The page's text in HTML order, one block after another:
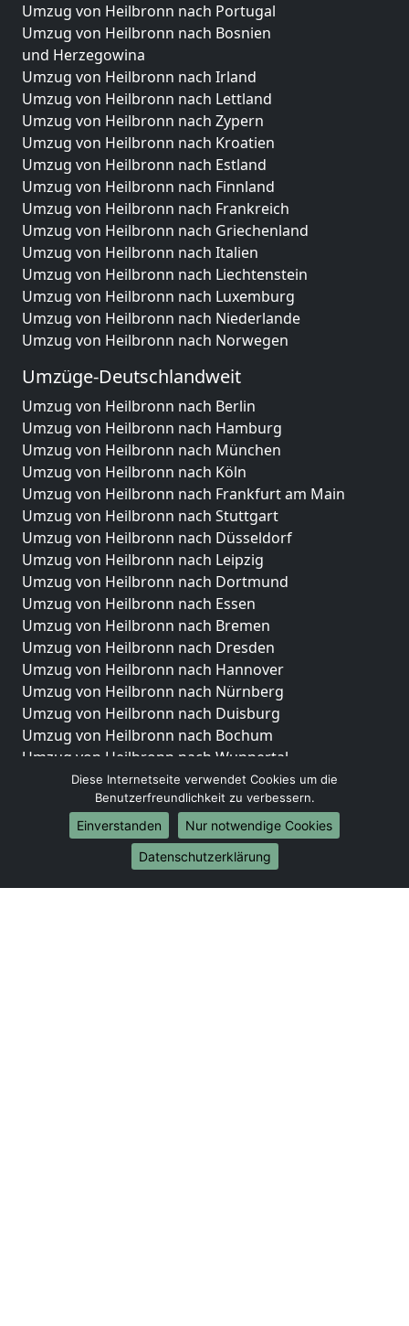
Umzug von Heilbronn nach Portugal
Umzug von Heilbronn nach Bosnien
und Herzegowina
Umzug von Heilbronn nach Irland
Umzug von Heilbronn nach Lettland
Umzug von Heilbronn nach Zypern
Umzug von Heilbronn nach Kroatien
Umzug von Heilbronn nach Estland
Umzug von Heilbronn nach Finnland
Umzug von Heilbronn nach Frankreich
Umzug von Heilbronn nach Griechenland
Umzug von Heilbronn nach Italien
Umzug von Heilbronn nach Liechtenstein
Umzug von Heilbronn nach Luxemburg
Umzug von Heilbronn nach Niederlande
Umzug von Heilbronn nach Norwegen
Umzüge-Deutschlandweit
Umzug von Heilbronn nach Berlin
Umzug von Heilbronn nach Hamburg
Umzug von Heilbronn nach München
Umzug von Heilbronn nach Köln
Umzug von Heilbronn nach Frankfurt am Main
Umzug von Heilbronn nach Stuttgart
Umzug von Heilbronn nach Düsseldorf
Umzug von Heilbronn nach Leipzig
Umzug von Heilbronn nach Dortmund
Umzug von Heilbronn nach Essen
Umzug von Heilbronn nach Bremen
Umzug von Heilbronn nach Dresden
Umzug von Heilbronn nach Hannover
Umzug von Heilbronn nach Nürnberg
Umzug von Heilbronn nach Duisburg
Umzug von Heilbronn nach Bochum
Umzug von Heilbronn nach Wuppertal
Umzug von Heilbronn nach Bielefeld
Umzug von Heilbronn nach Bonn
Umzug von Heilbronn nach Münster
Internationale-Umzüge
Umzug von Heilbronn nach Brasilien
Diese Internetseite verwendet Cookies um die
Benutzerfreundlichkeit zu verbessern.
Einverstanden
Nur notwendige Cookies
Datenschutzerklärung